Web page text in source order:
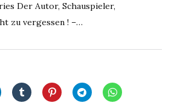
Der Autor, Schauspieler,
zu vergessen ! –…